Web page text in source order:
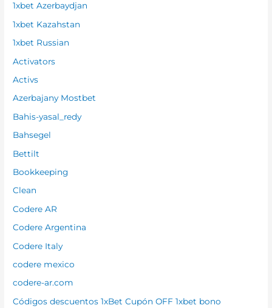
1xbet Azerbaydjan
1xbet Kazahstan
1xbet Russian
Activators
Activs
Azerbajany Mostbet
Bahis-yasal_redy
Bahsegel
Bettilt
Bookkeeping
Clean
Codere AR
Codere Argentina
Codere Italy
codere mexico
codere-ar.com
Códigos descuentos 1xBet Cupón OFF 1xbet bono